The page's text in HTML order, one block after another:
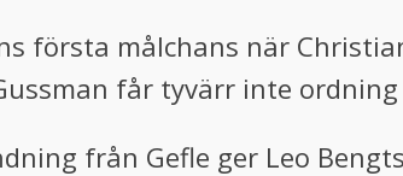
första målchans när
får tyvärr inte
från Gefle ger Leo